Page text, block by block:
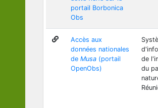
portail Borbonica
Obs
Accès aux
données nationales
de Musa (portail
OpenObs)
de
du